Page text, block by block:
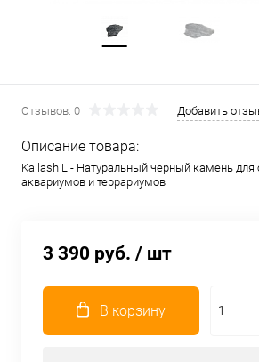
Отзывов: 0 Добавить
Описание товара:
Kailash L - Натуральный черный камень
аквариумов и террариумов
3 390 руб. / шт
В корзину